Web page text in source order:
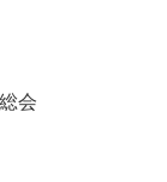
会